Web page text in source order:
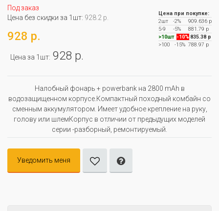
Под заказ
Цена без скидки за 1шт: 928.2 р.
928 р.
Цена за 1шт: 928 р.
Цена при покупке:
2шт
-2%
909.636 р
5-9
-5%
881.79 р
>10шт -10% 835.38 р
>100
-15% 788.97 р
Налобный фонарь + powerbank на 2800 mAh в
водозащищенном корпусе.Компактный походный комбайн со
сменным аккумулятором. Имеет удобное крепление на руку,
голову или шлемКорпус в отличии от предыдущих моделей
серии -разборный, ремонтируемый.
Уведомить меня